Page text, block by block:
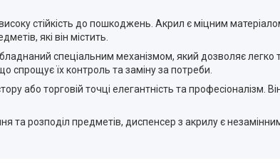
стійкість до пошкоджень. Акрил є міцним
які він містить.
спеціальним механізмом, який дозволяє легко
спрощує їх контроль та заміну за потреби.
торговій точці елегантність та професіоналізм.
та розподіл предметів, диспенсер з акрилу є